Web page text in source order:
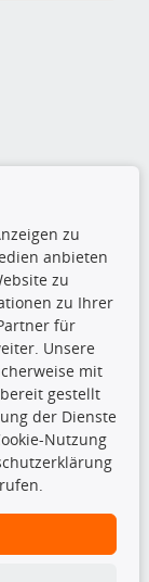
dürfen
zu
anbieten
zu
zu Ihrer
für
Unsere
mit
gestellt
der Dienste
Nutzung